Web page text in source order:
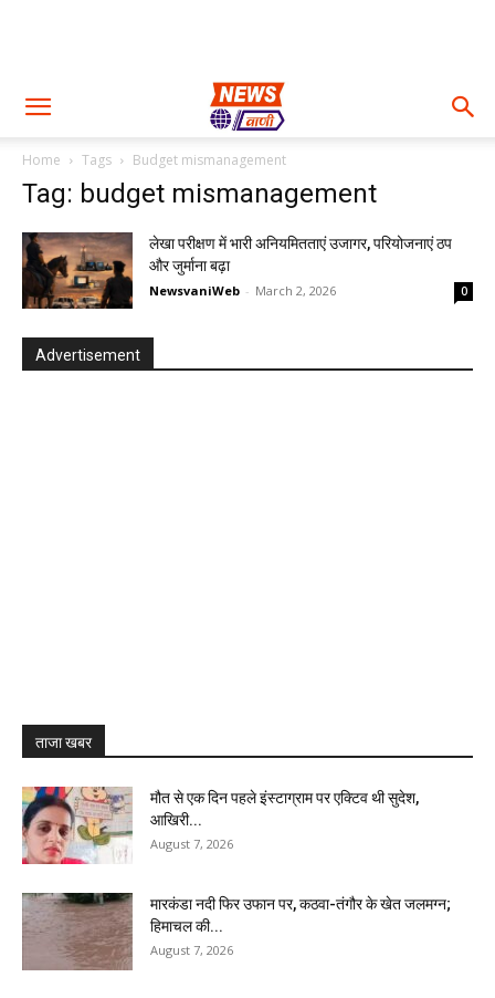
Home Tags Budget mismanagement
Tag: budget mismanagement
लेखा परीक्षण में भारी अनियमितताएं उजागर, परियोजनाएं ठप
और जुर्माना बढ़ा
NewsvaniWeb - March 2, 2026 0
Advertisement
ताजा खबर
मौत से एक दिन पहले इंस्टाग्राम पर एक्टिव थी सुदेश,
आखिरी...
August 7, 2026
मारकंडा नदी फिर उफान पर, कठवा-तंगौर के खेत जलमग्न;
हिमाचल की...
August 7, 2026